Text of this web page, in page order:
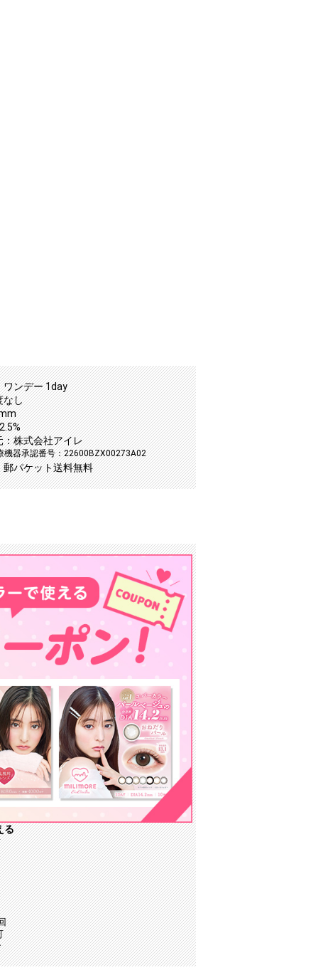
ワンデー 1day
なし
：株式会社アイレ
機器承認番号：22600BZX00273A02
郵パケット送料無料
る